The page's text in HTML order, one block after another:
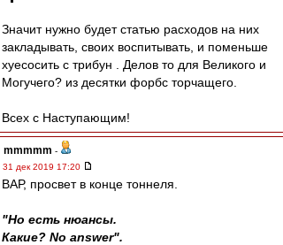
Значит нужно будет статью расходов на них
закладывать, своих воспитывать, и поменьше
хуесосить с трибун . Делов то для Великого и
Могучего? из десятки форбс торчащего.
Всех с Наступающим!
mmmmm -
31 дек 2019 17:20
ВАР, просвет в конце тоннеля.
"Но есть нюансы.
Какие? No answer".